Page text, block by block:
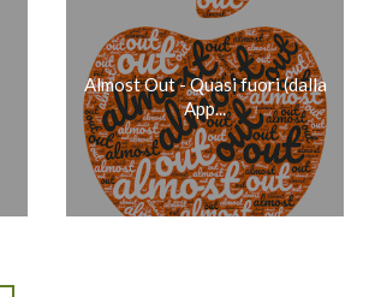
Almost Out - Quasi fuori (dalla
App...